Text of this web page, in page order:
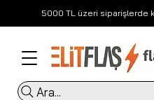
5000 TL üzeri siparişlerde
Ara...